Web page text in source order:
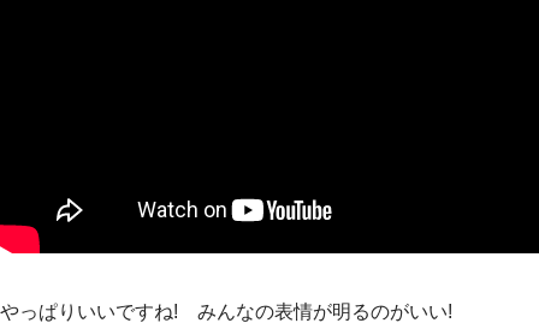
やっぱりいいですね! みんなの表情が明るのがいい!